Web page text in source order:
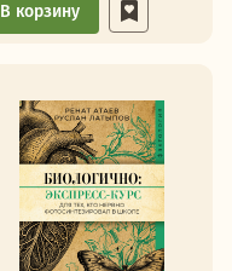
В корзину